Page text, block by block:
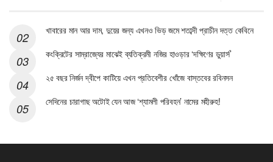
খাবারের মান আর দাম, দুয়ের জন্য এখনও ভিড় জমে শতাব্দী প্রাচীন দত্ত কেবিনে
কংক্রিটের সাম্রাজ্যের মাঝেই ব্যতিক্রমী নজির হাওড়ার ‘দক্ষিণের ডুয়ার্স’
২৫ বছর নির্জন দ্বীপে কাটিয়ে এখন প্রতিবেশীর খোঁজে বাস্তবের রবিনসন
সেদিনের চারাগাছ অটোই যেন আজ ‘শ্যামলী পরিবহন’ নামের মহীরুহ!